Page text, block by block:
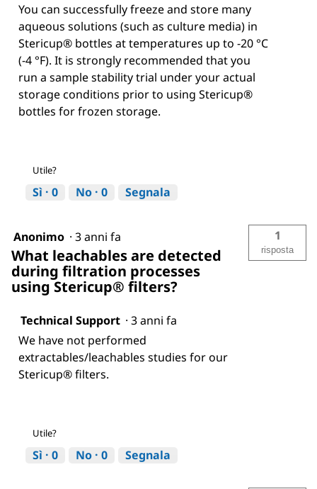
You can successfully freeze and store many
aqueous solutions (such as culture media) in
Stericup® bottles at temperatures up to -20 °C
(-4 °F). It is strongly recommended that you
run a sample stability trial under your actual
storage conditions prior to using Stericup®
bottles for frozen storage.
Utile?
Sì · 0 No · 0 Segnala
Anonimo · 3 anni fa
What leachables are detected
during filtration processes
using Stericup® filters?
1
risposta
Technical Support · 3 anni fa
We have not performed
extractables/leachables studies for our
Stericup® filters.
Utile?
Sì · 0 No · 0 Segnala